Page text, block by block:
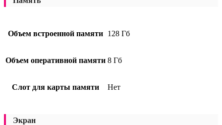
Объем встроенной памяти 128 Гб
Объем оперативной памяти 8 Гб
Слот для карты памяти Нет
Экран